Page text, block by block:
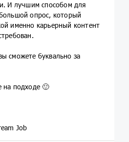
И лучшим способом для
опрос, который
именно карьерный контент
сможете буквально за
на подходе 🙂
Job